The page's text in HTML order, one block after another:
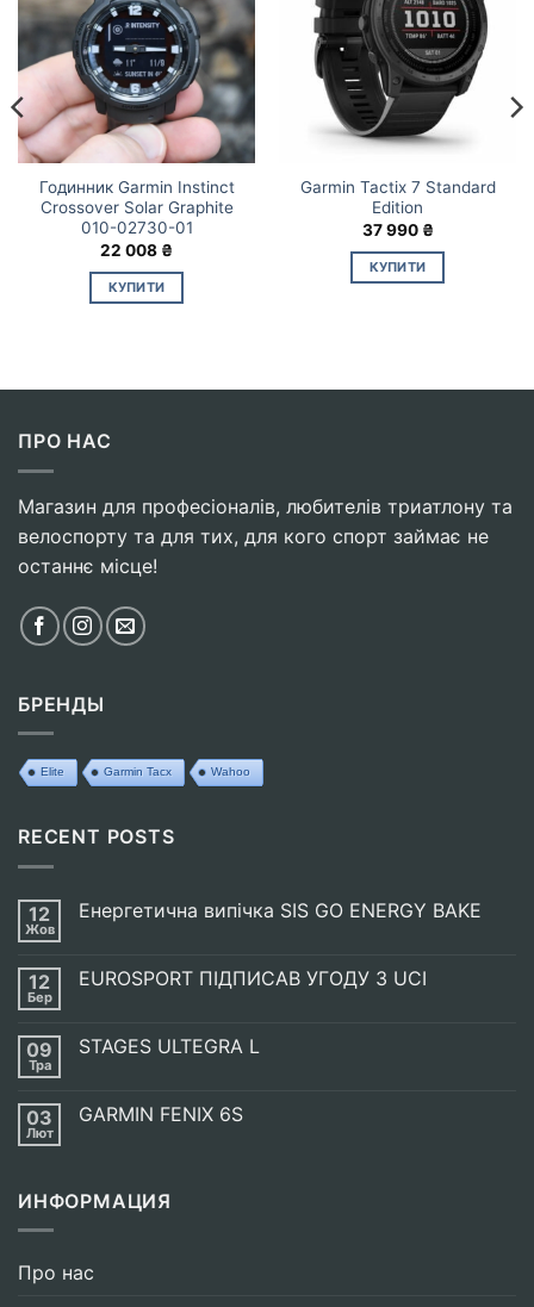
Годинник Garmin Instinct
Crossover Solar Graphite
010-02730-01
22 008 ₴
КУПИТИ
Garmin Tactix 7 Standard
Edition
37 990 ₴
КУПИТИ
ПРО НАС
Магазин для професіоналів, любителів триатлону та
велоспорту та для тих, для кого спорт займає не
останнє місце!
БРЕНДЫ
Elite Garmin Tacx Wahoo
RECENT POSTS
12
Жов
Енергетична випічка SIS GO ENERGY BAKE
Енергетична
ENERGY
BAKE
12
Бер
EUROSPORT ПІДПИСАВ УГОДУ З UCI
EUROSPORT
UCI
09
Тра
STAGES ULTEGRA L
STAGES
03
Лют
GARMIN FENIX 6S
FENIX
ИНФОРМАЦИЯ
Про нас